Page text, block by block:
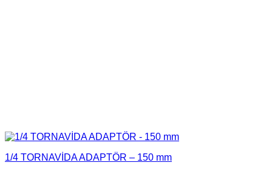
1/4 TORNAVİDA ADAPTÖR – 150 mm